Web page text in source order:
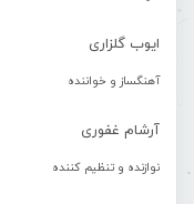
ایوب گلزاری
آهنگساز و خواننده
آرشام غفوری
نوازنده و تنظیم کننده